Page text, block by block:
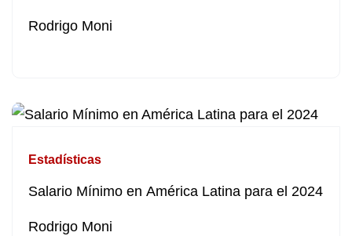
Rodrigo Moni
Estadísticas
Salario Mínimo en América Latina para el 2024
Rodrigo Moni